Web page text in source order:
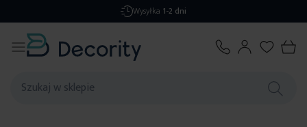
Wysyłka 1-2 dni